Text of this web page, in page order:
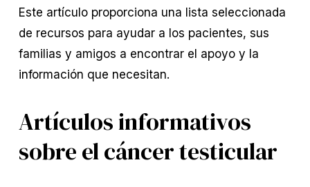
Este artículo proporciona una lista seleccionada
de recursos para ayudar a los pacientes, sus
familias y amigos a encontrar el apoyo y la
información que necesitan.
Artículos informativos
sobre el cáncer testicular